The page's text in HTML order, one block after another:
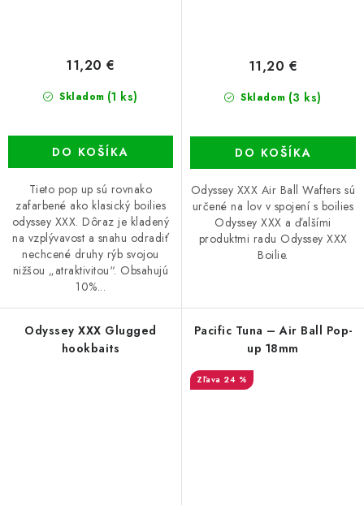
Skladom (1 ks)
11,20 €
DO KOŠÍKA
Tieto pop up sú rovnako
zafarbené ako klasický boilies
odyssey XXX. Dôraz je kladený
na vzplývavost a snahu odradiť
nechcené druhy rýb svojou
nižšou „atraktivitou“. Obsahujú
10%...
Skladom (3 ks)
11,20 €
DO KOŠÍKA
Odyssey XXX Air Ball Wafters sú
určené na lov v spojení s boilies
Odyssey XXX a ďalšími
produktmi radu Odyssey XXX
Boilie.
Odyssey XXX Glugged
hookbaits
Pacific Tuna – Air Ball Pop-
up 18mm
24 %